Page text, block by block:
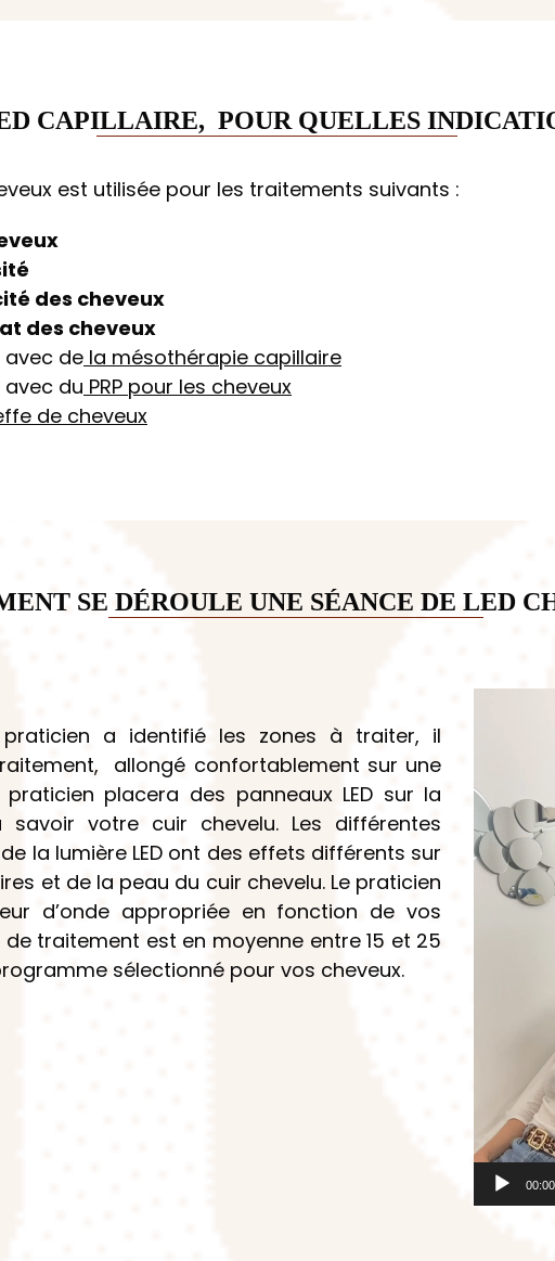
CAPILLAIRE, POUR QUELLES
est utilisée pour les traitements suivants :
des cheveux
des cheveux
avec de la mésothérapie capillaire
avec du PRP pour les cheveux
de cheveux
SE DÉROULE UNE SÉANCE DE LED
a identifié les zones à traiter, il
allongé confortablement sur une
placera des panneaux LED sur la
votre cuir chevelu. Les différentes
la lumière LED ont des effets différents sur
et de la peau du cuir chevelu. Le praticien
d’onde appropriée en fonction de vos
de traitement est en moyenne entre 15 et 25
sélectionné pour vos cheveux.
00:00